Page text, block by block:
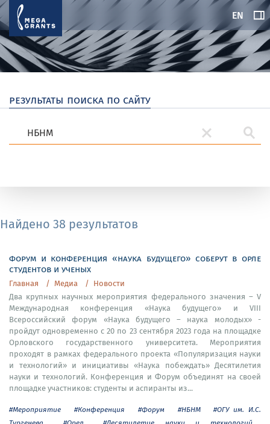
EN
результаты поиска по сайту
Найдено 38 результатов
форум и конференция «наука будущего» соберут в орле
студентов и ученых
Главная Медиа
Новости
Два крупных научных мероприятия федерального значения – V
Международная конференция «Наука будущего» и VIII
Всероссийский форум «Наука будущего – наука молодых» -
пройдут одновременно с 20 по 23 сентября 2023 года на площадке
Орловского государственного университета. Мероприятия
проходят в рамках федерального проекта «Популяризация науки
и технологий» и инициативы «Наука побеждать» Десятилетия
науки и технологий. Конференция и Форум объединят на своей
площадке участников: студенты и аспиранты из...
#Мероприятие #Конференция #Форум #НБНМ
#ОГУ им. И.С.